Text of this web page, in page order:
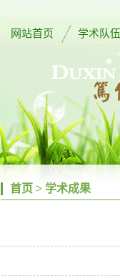
网站首页 学术队伍
首页 > 学术成果